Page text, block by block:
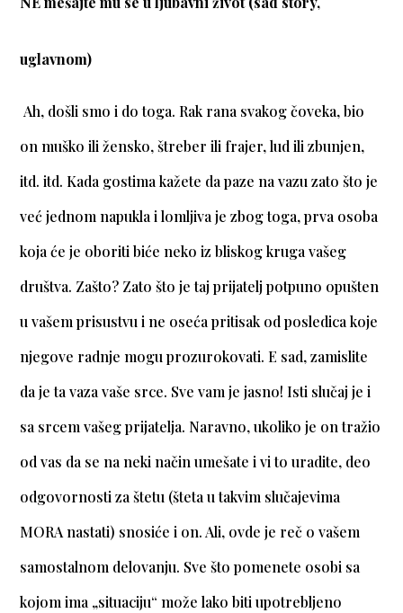
uglavnom)
Ah, došli smo i do toga. Rak rana svakog čoveka, bio
on muško ili žensko, štreber ili frajer, lud ili zbunjen,
itd. itd. Kada gostima kažete da paze na vazu zato što je
već jednom napukla i lomljiva je zbog toga, prva osoba
koja će je oboriti biće neko iz bliskog kruga vašeg
društva. Zašto? Zato što je taj prijatelj potpuno opušten
u vašem prisustvu i ne oseća pritisak od posledica koje
njegove radnje mogu prozurokovati. E sad, zamislite
da je ta vaza vaše srce. Sve vam je jasno! Isti slučaj je i
sa srcem vašeg prijatelja. Naravno, ukoliko je on tražio
od vas da se na neki način umešate i vi to uradite, deo
odgovornosti za štetu (šteta u takvim slučajevima
MORA nastati) snosiće i on. Ali, ovde je reč o vašem
samostalnom delovanju. Sve što pomenete osobi sa
kojom ima „situaciju“ može lako biti upotrebljeno